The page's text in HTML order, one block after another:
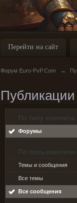
Перейти на сайт
Форум Euro-PvP.Com →
По типу контента
Форумы
По пользователю
Темы и сообщения
Все темы
Все сообщения